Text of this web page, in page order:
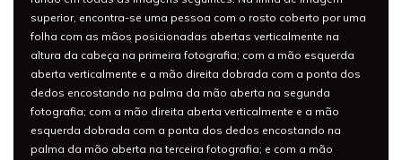
superior, encontra-se uma pessoa com o rosto coberto por uma
folha com as mãos posicionadas abertas verticalmente na
altura da cabeça na primeira fotografia; com a mão esquerda
aberta verticalmente e a mão direita dobrada com a ponta dos
dedos encostando na palma da mão aberta na segunda
fotografia; com a mão direita aberta verticalmente e a mão
esquerda dobrada com a ponta dos dedos encostando na
palma da mão aberta na terceira fotografia; e com a mão